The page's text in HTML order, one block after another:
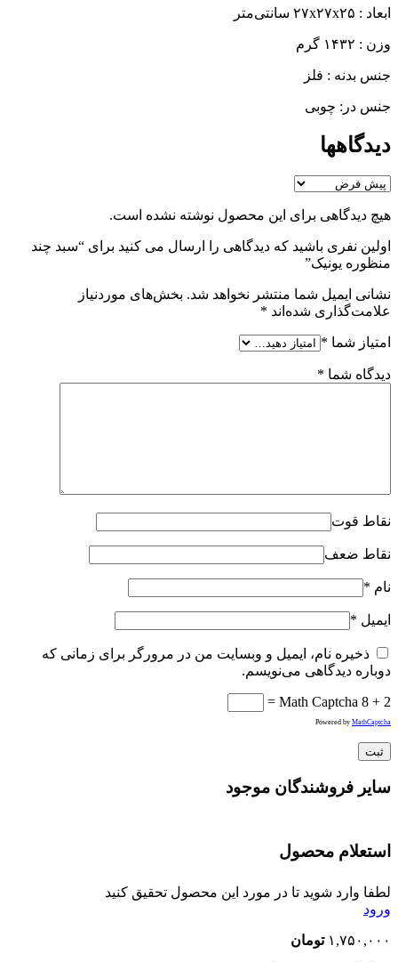
ابعاد : ۲۷x۲۷x۲۵ سانتی‌متر
وزن : ۱۴۳۲ گرم
جنس بدنه : فلز
جنس در: چوبی
دیدگاهها
هیچ دیدگاهی برای این محصول نوشته نشده است.
اولین نفری باشید که دیدگاهی را ارسال می کنید برای “سبد چند
منظوره یونیک”
نشانی ایمیل شما منتشر نخواهد شد. بخش‌های موردنیاز
علامت‌گذاری شده‌اند *
امتیاز شما *
دیدگاه شما *
نقاط قوت
نقاط ضعف
نام *
ایمیل *
ذخیره نام، ایمیل و وبسایت من در مرورگر برای زمانی که
دوباره دیدگاهی می‌نویسم.
Math Captcha 8 + 2 =
Powered by MathCaptcha
سایر فروشندگان موجود
استعلام محصول
لطفا وارد شوید تا در مورد این محصول تحقیق کنید
ورود
۱,۷۵۰,۰۰۰ تومان